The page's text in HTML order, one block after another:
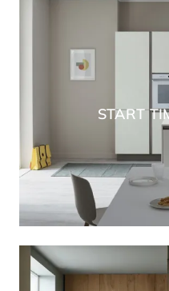
START